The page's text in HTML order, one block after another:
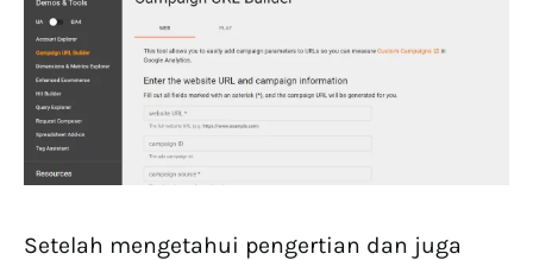
Setelah mengetahui pengertian dan juga